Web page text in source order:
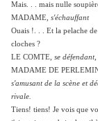
Mais. . . mais nulle
MADAME, s'échauffant
Ouais !. . . Et la pelache
cloches ?
LE COMTE, se défendant,
MADAME DE
s'amusant de la scène et
rivale.
Tiens! tiens! Je vois que